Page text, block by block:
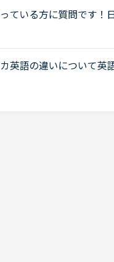
ている方に質問です！
ますか？その時はすべ
うって感じ...
英語の違いについて英
アメリカ英語とイギリ
のはアメリカ...